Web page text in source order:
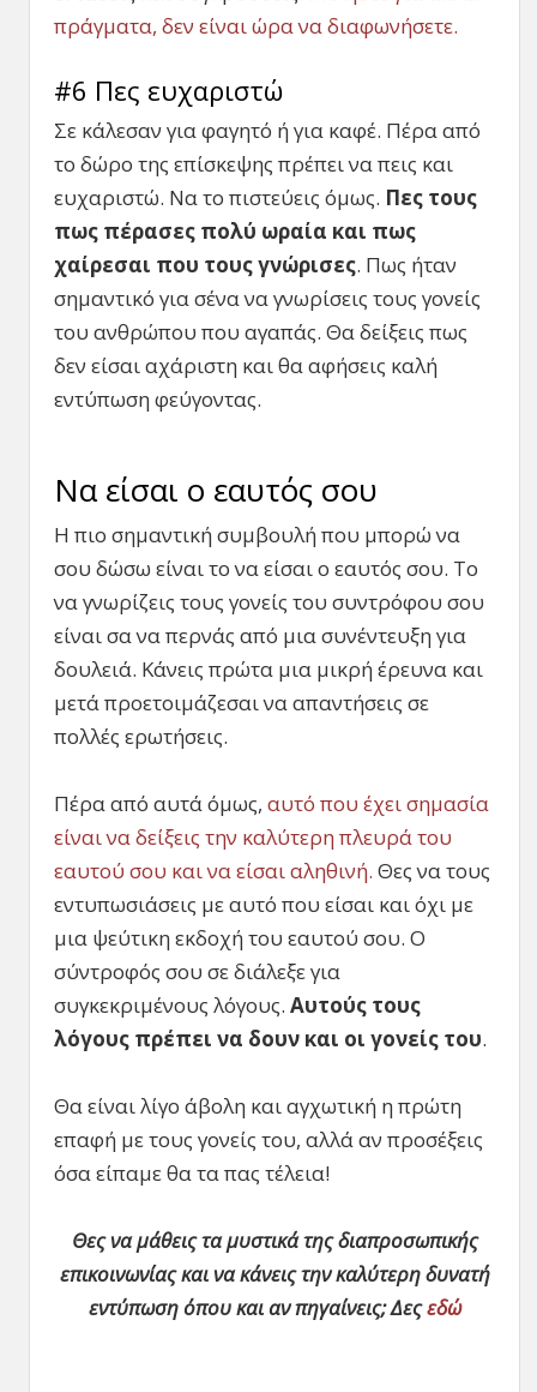
πράγματα, δεν είναι ώρα να διαφωνήσετε.
#6 Πες ευχαριστώ
Σε κάλεσαν για φαγητό ή για καφέ. Πέρα από
το δώρο της επίσκεψης πρέπει να πεις και
ευχαριστώ. Να το πιστεύεις όμως. Πες τους
πως πέρασες πολύ ωραία και πως
χαίρεσαι που τους γνώρισες. Πως ήταν
σημαντικό για σένα να γνωρίσεις τους γονείς
του ανθρώπου που αγαπάς. Θα δείξεις πως
δεν είσαι αχάριστη και θα αφήσεις καλή
εντύπωση φεύγοντας.
Να είσαι ο εαυτός σου
Η πιο σημαντική συμβουλή που μπορώ να
σου δώσω είναι το να είσαι ο εαυτός σου. Το
να γνωρίζεις τους γονείς του συντρόφου σου
είναι σα να περνάς από μια συνέντευξη για
δουλειά. Κάνεις πρώτα μια μικρή έρευνα και
μετά προετοιμάζεσαι να απαντήσεις σε
πολλές ερωτήσεις.
Πέρα από αυτά όμως, αυτό που έχει σημασία
είναι να δείξεις την καλύτερη πλευρά του
εαυτού σου και να είσαι αληθινή. Θες να τους
εντυπωσιάσεις με αυτό που είσαι και όχι με
μια ψεύτικη εκδοχή του εαυτού σου. Ο
σύντροφός σου σε διάλεξε για
συγκεκριμένους λόγους. Αυτούς τους
λόγους πρέπει να δουν και οι γονείς του.
Θα είναι λίγο άβολη και αγχωτική η πρώτη
επαφή με τους γονείς του, αλλά αν προσέξεις
όσα είπαμε θα τα πας τέλεια!
Θες να μάθεις τα μυστικά της διαπροσωπικής
επικοινωνίας και να κάνεις την καλύτερη δυνατή
εντύπωση όπου και αν πηγαίνεις; Δεςεδώ